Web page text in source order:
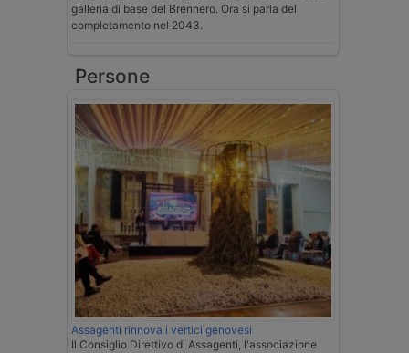
galleria di base del Brennero. Ora si parla del
completamento nel 2043.
Persone
Assagenti rinnova i vertici genovesi
Il Consiglio Direttivo di Assagenti, l'associazione